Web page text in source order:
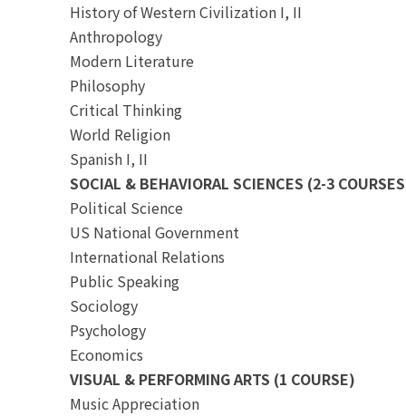
History of Western Civilization I, II
Anthropology
Modern Literature
Philosophy
Critical Thinking
World Religion
Spanish I, II
SOCIAL & BEHAVIORAL SCIENCES (2-3
Political Science
US National Government
International Relations
Public Speaking
Sociology
Psychology
Economics
VISUAL & PERFORMING ARTS (1 COURSE)
Music Appreciation